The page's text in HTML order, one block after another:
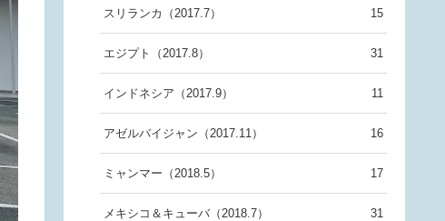
スリランカ（2017.7） 15
エジプト（2017.8） 31
インドネシア（2017.9） 11
アゼルバイジャン（2017.11） 16
ミャンマー（2018.5） 17
メキシコ＆キューバ（2018.7） 31